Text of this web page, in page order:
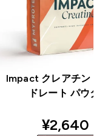
Impact クレアチン モ
ドレート パウダ
¥2,640‎